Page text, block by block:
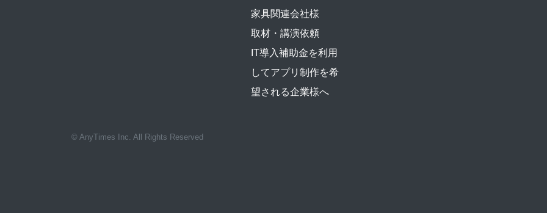
家具関連会社様
取材・講演依頼
IT導入補助金を利用
してアプリ制作を希
望される企業様へ
© AnyTimes Inc. All Rights Reserved